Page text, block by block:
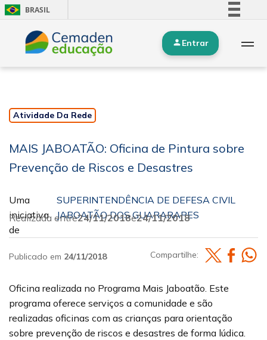
BRASIL
Simplifique!
Comunica BR
Entrar
Atividade Da Rede
MAIS JABOATÃO: Oficina de Pintura sobre
Prevenção de Riscos e Desastres
Uma
iniciativa
de
SUPERINTENDÊNCIA DE DEFESA CIVIL
JABOATÃO DOS GUARARAPES
Realizada entre24/11/2018e24/11/2018
Publicado em 24/11/2018 Compartilhe:
Oficina realizada no Programa Mais Jaboatão. Este
programa oferece serviços a comunidade e são
realizadas oficinas com as crianças para orientação
sobre prevenção de riscos e desastres de forma lúdica.